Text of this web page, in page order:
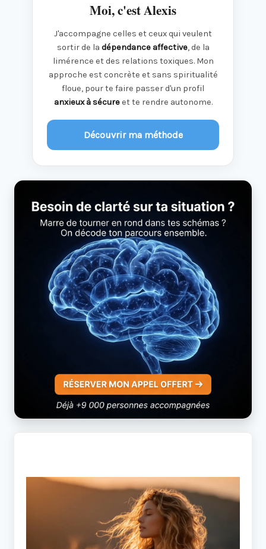
Moi, c'est Alexis
J'accompagne celles et ceux qui veulent
sortir de la dépendance affective, de la
limérence et des relations toxiques. Mon
approche est concrète et sans spiritualité
floue, pour te faire passer d'un profil
anxieux à sécureet te rendre autonome.
Découvrir ma méthode